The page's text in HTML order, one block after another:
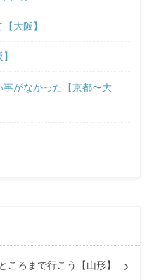
大阪】
がなかった【京都〜大
ころまで行こう【山形】